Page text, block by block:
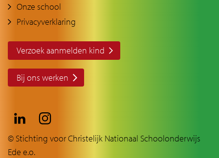
Onze school
Privacyverklaring
Verzoek aanmelden kind
Bij ons werken
© Stichting voor Christelijk Nationaal Schoolonderwijs
Ede e.o.